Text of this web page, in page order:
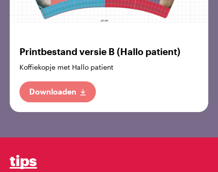
Printbestand versie B (Hallo patient)
Koffiekopje met Hallo patient
Downloaden
tips